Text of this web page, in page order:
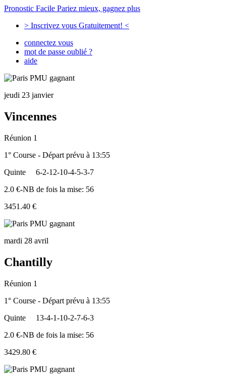
Pronostic Facile Pariez mieux, gagnez plus
> Inscrivez vous Gratuitement! <
connectez vous
mot de passe oublié ?
aide
jeudi 23 janvier
Vincennes
Réunion 1
1° Course - Départ prévu à 13:55
Quinte
6-2-12-10-4-5-3-7
2.0 €-NB de fois la mise: 56
3451.40 €
mardi 28 avril
Chantilly
Réunion 1
1° Course - Départ prévu à 13:55
Quinte
13-4-1-10-2-7-6-3
2.0 €-NB de fois la mise: 56
3429.80 €